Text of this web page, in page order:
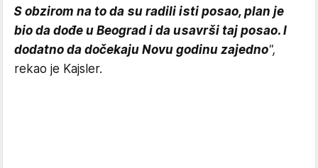
S obzirom na to da su radili isti posao, plan je
bio da dođe u Beograd i da usavrši taj posao. I
dodatno da dočekaju Novu godinu zajedno",
rekao je Kajsler.